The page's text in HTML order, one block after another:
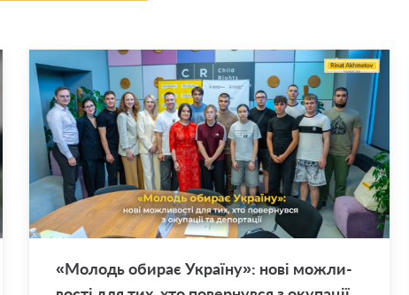
«Мо­лодь оби­рає Укра­ї­ну»: нові мо­жли­